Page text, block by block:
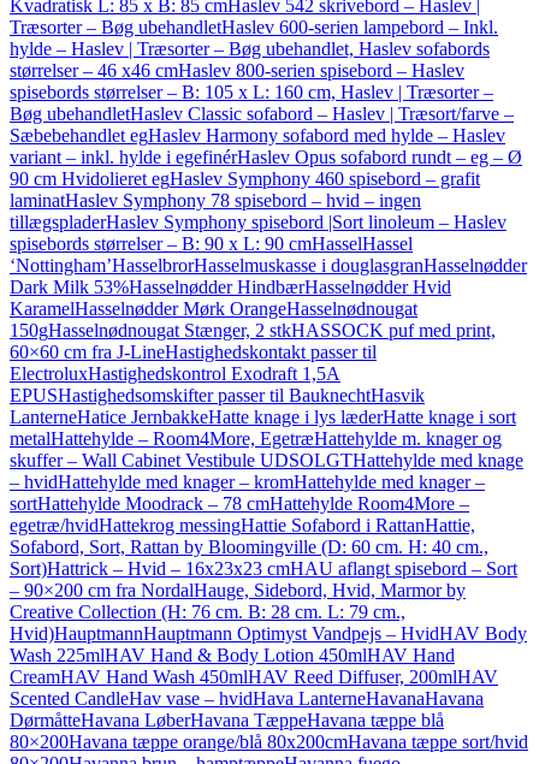
Kvadratisk L: 85 x B: 85 cmHaslev 542 skrivebord – Haslev |
Træsorter – Bøg ubehandletHaslev 600-serien lampebord – Inkl.
hylde – Haslev | Træsorter – Bøg ubehandlet, Haslev sofabords
størrelser – 46 x46 cmHaslev 800-serien spisebord – Haslev
spisebords størrelser – B: 105 x L: 160 cm, Haslev | Træsorter –
Bøg ubehandletHaslev Classic sofabord – Haslev | Træsort/farve –
Sæbebehandlet egHaslev Harmony sofabord med hylde – Haslev
variant – inkl. hylde i egefinérHaslev Opus sofabord rundt – eg – Ø
90 cm Hvidolieret egHaslev Symphony 460 spisebord – grafit
laminatHaslev Symphony 78 spisebord – hvid – ingen
tillægspladerHaslev Symphony spisebord |Sort linoleum – Haslev
spisebords størrelser – B: 90 x L: 90 cmHasselHassel
‘Nottingham’HasselbrorHasselmuskasse i douglasgranHasselnødder
Dark Milk 53%Hasselnødder HindbærHasselnødder Hvid
KaramelHasselnødder Mørk OrangeHasselnødnougat
150gHasselnødnougat Stænger, 2 stkHASSOCK puf med print,
60×60 cm fra J-LineHastighedskontakt passer til
ElectroluxHastighedskontrol Exodraft 1,5A
EPUSHastighedsomskifter passer til BauknechtHasvik
LanterneHatice JernbakkeHatte knage i lys læderHatte knage i sort
metalHattehylde – Room4More, EgetræHattehylde m. knager og
skuffer – Wall Cabinet Vestibule UDSOLGTHattehylde med knage
– hvidHattehylde med knager – kromHattehylde med knager –
sortHattehylde Moodrack – 78 cmHattehylde Room4More –
egetræ/hvidHattekrog messingHattie Sofabord i RattanHattie,
Sofabord, Sort, Rattan by Bloomingville (D: 60 cm. H: 40 cm.,
Sort)Hattrick – Hvid – 16x23x23 cmHAU aflangt spisebord – Sort
– 90×200 cm fra NordalHauge, Sidebord, Hvid, Marmor by
Creative Collection (H: 76 cm. B: 28 cm. L: 79 cm.,
Hvid)HauptmannHauptmann Optimyst Vandpejs – HvidHAV Body
Wash 225mlHAV Hand & Body Lotion 450mlHAV Hand
CreamHAV Hand Wash 450mlHAV Reed Diffuser, 200mlHAV
Scented CandleHav vase – hvidHava LanterneHavanaHavana
DørmåtteHavana LøberHavana TæppeHavana tæppe blå
80×200Havana tæppe orange/blå 80x200cmHavana tæppe sort/hvid